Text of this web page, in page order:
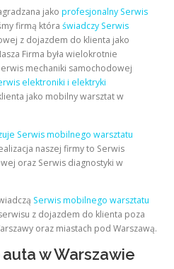
jako profesjonalny Serwis
firmą która świadczy Serwis
z dojazdem do klienta jako
Firma była wielokrotnie
mechaniki samochodowej
elektroniki i elektryki
jako mobilny warsztat w
Serwis mobilnego warsztatu
naszej firmy to Serwis
oraz Serwis diagnostyki w
Serwis mobilnego warsztatu
z dojazdem do klienta poza
oraz miastach pod Warszawą.
w Warszawie